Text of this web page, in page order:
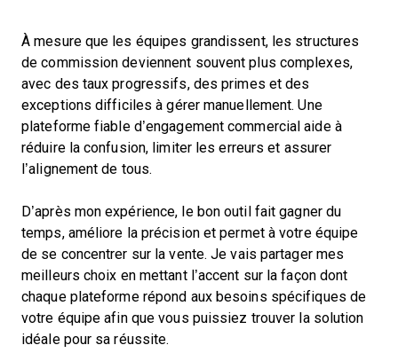
À mesure que les équipes grandissent, les structures
de commission deviennent souvent plus complexes,
avec des taux progressifs, des primes et des
exceptions difficiles à gérer manuellement. Une
plateforme fiable d’engagement commercial aide à
réduire la confusion, limiter les erreurs et assurer
l’alignement de tous.
D’après mon expérience, le bon outil fait gagner du
temps, améliore la précision et permet à votre équipe
de se concentrer sur la vente. Je vais partager mes
meilleurs choix en mettant l’accent sur la façon dont
chaque plateforme répond aux besoins spécifiques de
votre équipe afin que vous puissiez trouver la solution
idéale pour sa réussite.